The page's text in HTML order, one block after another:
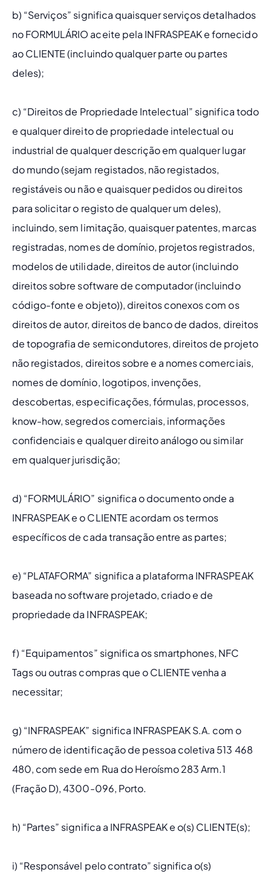
b) “Serviços” significa quaisquer serviços detalhados
no FORMULÁRIO aceite pela INFRASPEAK e fornecido
ao CLIENTE (incluindo qualquer parte ou partes
deles);
c) “Direitos de Propriedade Intelectual” significa todo
e qualquer direito de propriedade intelectual ou
industrial de qualquer descrição em qualquer lugar
do mundo (sejam registados, não registados,
registáveis ​​ou não e quaisquer pedidos ou direitos
para solicitar o registo de qualquer um deles),
incluindo, sem limitação, quaisquer patentes, marcas
registradas, nomes de domínio, projetos registrados,
modelos de utilidade, direitos de autor (incluindo
direitos sobre software de computador (incluindo
código-fonte e objeto)), direitos conexos com os
direitos de autor, direitos de banco de dados, direitos
de topografia de semicondutores, direitos de projeto
não registados, direitos sobre e a nomes comerciais,
nomes de domínio, logotipos, invenções,
descobertas, especificações, fórmulas, processos,
know-how, segredos comerciais, informações
confidenciais e qualquer direito análogo ou similar
em qualquer jurisdição;
d) “FORMULÁRIO” significa o documento onde a
INFRASPEAK e o CLIENTE acordam os termos
específicos de cada transação entre as partes;
e) “PLATAFORMA” significa a plataforma INFRASPEAK
baseada no software projetado, criado e de
propriedade da INFRASPEAK;
f) “Equipamentos” significa os smartphones, NFC
Tags ou outras compras que o CLIENTE venha a
necessitar;
g) “INFRASPEAK” significa INFRASPEAK S.A. com o
número de identificação de pessoa coletiva 513 468
480, com sede em Rua do Heroísmo 283 Arm.1
(Fração D), 4300-096, Porto.
h) “Partes” significa a INFRASPEAK e o(s) CLIENTE(s);
i) “Responsável pelo contrato” significa o(s)